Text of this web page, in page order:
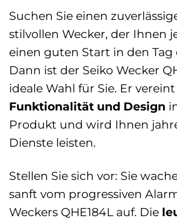
Suchen Sie einen
stilvollen Wecker, der Ihnen
einen guten Start in den
Dann ist der Seiko Wecker
ideale Wahl für Sie. Er vereint
Funktionalität und Design
Produkt und wird Ihnen
Dienste leisten.
Stellen Sie sich vor: Sie
sanft vom progressiven
Weckers QHE184L auf. Die